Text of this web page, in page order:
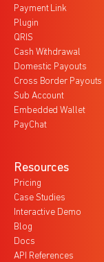
Payment Link
Plugin
QRIS
Cash Withdrawal
Domestic Payouts
Cross Border Payouts
Sub Account
Embedded Wallet
PayChat
Resources
Pricing
Case Studies
Interactive Demo
Blog
Docs
API References